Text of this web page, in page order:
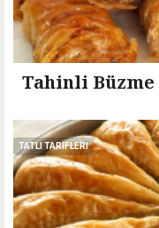
Tahinli
TATLI TARIFLERI